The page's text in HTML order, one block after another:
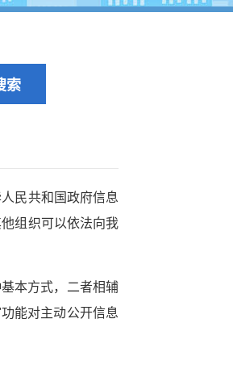
民共和国政府信息
组织可以依法向我
本方式，二者相辅
能对主动公开信息